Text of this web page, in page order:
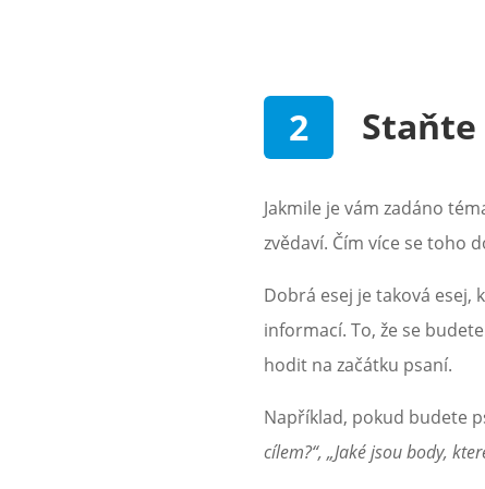
Jakmile je vám zadáno
zvědaví. Čím více se toho
Dobrá esej je taková
informací. To, že se
hodit na začátku psaní.
Například, pokud budete
cílem?“, „Jaké jsou body,